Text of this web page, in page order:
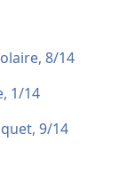
8/14
1/14
9/14